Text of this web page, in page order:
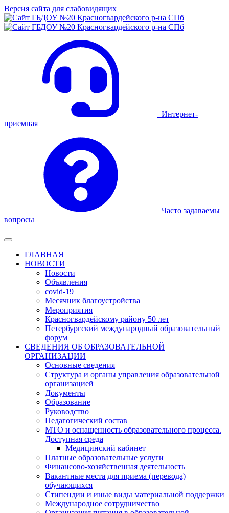
Версия сайта для слабовидящих
Интернет-
приемная
Часто задаваемы
вопросы
ГЛАВНАЯ
НОВОСТИ
Новости
Объявления
covid-19
Месячник благоустройства
Мероприятия
Красногвардейскому району 50 лет
Петербургский международный образовательный
форум
СВЕДЕНИЯ ОБ ОБРАЗОВАТЕЛЬНОЙ
ОРГАНИЗАЦИИ
Основные сведения
Структура и органы управления образовательной
организацией
Документы
Образование
Руководство
Педагогический состав
МТО и оснащенность образовательного процесса.
Доступная среда
Медицинский кабинет
Платные образовательные услуги
Финансово-хозяйственная деятельность
Вакантные места для приема (перевода)
обучающихся
Стипендии и иные виды материальной поддержки
Международное сотрудничество